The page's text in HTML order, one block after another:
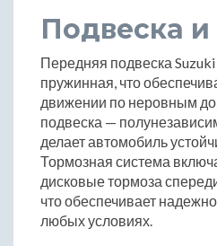
Подвеска и
Передняя подвеска
пружинная, что
движении по неровным
подвеска —
делает автомобиль
Тормозная система
дисковые тормоза
что обеспечивает
любых условиях.